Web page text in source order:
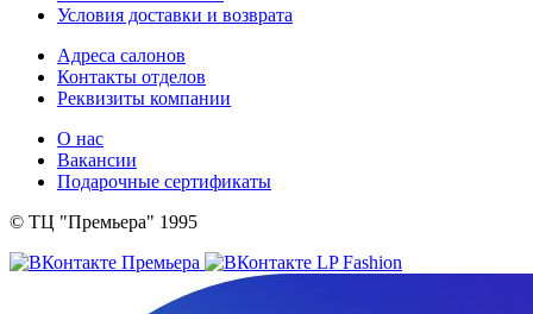
Условия доставки и возврата
Адреса салонов
Контакты отделов
Реквизиты компании
О нас
Вакансии
Подарочные сертификаты
© ТЦ "Премьера" 1995